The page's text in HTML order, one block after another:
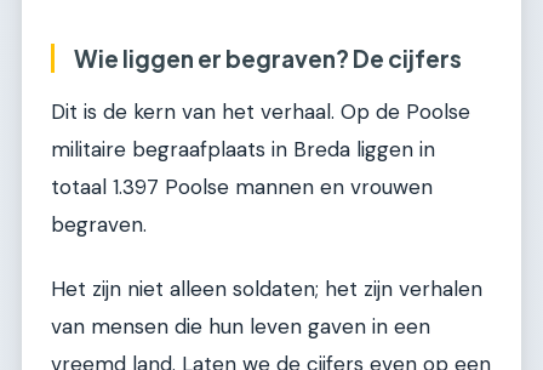
Wie liggen er begraven? De cijfers
Dit is de kern van het verhaal. Op de Poolse
militaire begraafplaats in Breda liggen in
totaal 1.397 Poolse mannen en vrouwen
begraven.
Het zijn niet alleen soldaten; het zijn verhalen
van mensen die hun leven gaven in een
vreemd land. Laten we de cijfers even op een